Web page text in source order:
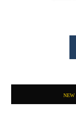
NEW